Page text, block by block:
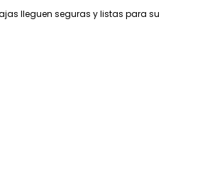
lleguen seguras y listas para su